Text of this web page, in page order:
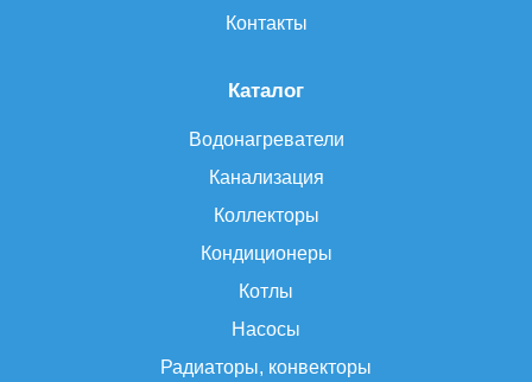
Каталог
Водонагреватели
Канализация
Коллекторы
Кондиционеры
Котлы
Насосы
Радиаторы, конвекторы
Контакты